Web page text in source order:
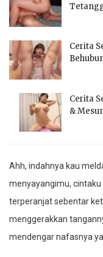
Cerita
Cerita
&
Ahh, indahnya kau
menyayangimu, cintaku
terperanjat sebentar
menggerakkan
mendengar nafasnya